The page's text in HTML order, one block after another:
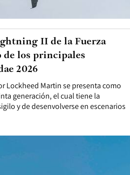
Lockheed Martin se presenta como
generación, el cual tiene la
y de desenvolverse en escenarios
II de la Fuerza
de los principales
2026